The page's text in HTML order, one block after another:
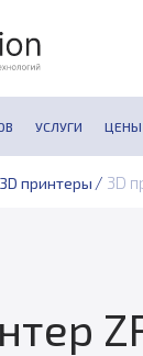
УСЛУГИ ЦЕНЫ
3D принтеры / 3D